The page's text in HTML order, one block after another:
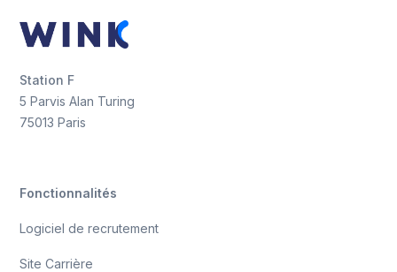
Station F
5 Parvis Alan Turing
75013 Paris
Fonctionnalités
Logiciel de recrutement
Site Carrière